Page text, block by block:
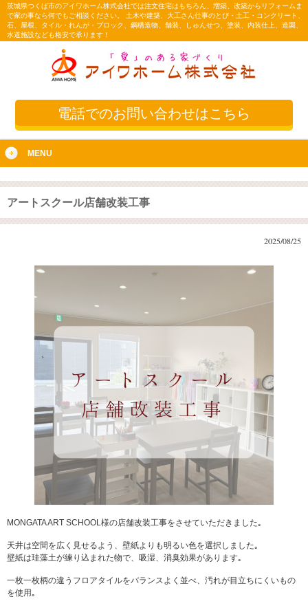
茨城県つくば市のアイワホーム株式会社では注文住宅はもちろん、増築、改築からリフォームま
で家の事なら何でもご相談ください。 土木や建築、大工さん仕事のとび・土工・コンクリート、
石、屋根、タイル・れんが・ブロック、鋼構造物、舗装、しゅんせつ、塗装、内装仕上、造園、
水道施設なども格安で承ります！
電話でのお問い合わせはこちら
MENU
アートスクール店舗改装工事
2025/08/25
MONGATA ART SCHOOL様の店舗改装工事をさせていただきました｡
天井は空間を広く見せるよう、壁紙よりも明るい色を選択しました｡
壁紙は珪藻土が練り込まれた物で、吸湿、消臭効果があります｡
一枚一枚柄の違うフロアタイルをバランスよく並べ、汚れが目立ちにくいもの
を使用｡